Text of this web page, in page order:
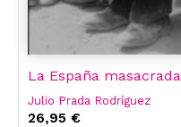
La España masacrada
Julio Prada Rodríguez
26,95 €